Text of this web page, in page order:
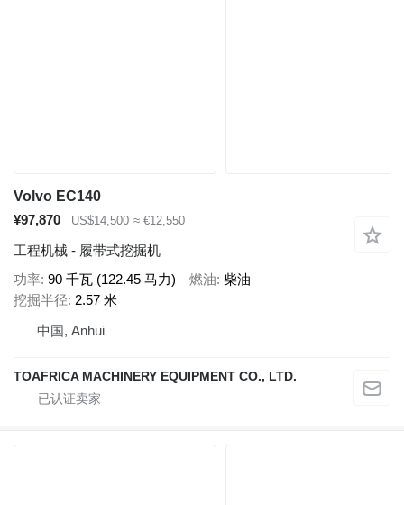
Volvo EC140
¥97,870
US$14,500 ≈ €12,550
工程机械 - 履带式挖掘机
功率 90 千瓦 (122.45 马力) 燃油 柴油
挖掘半径 2.57 米
中国, Anhui
TOAFRICA MACHINERY EQUIPMENT CO., LTD.